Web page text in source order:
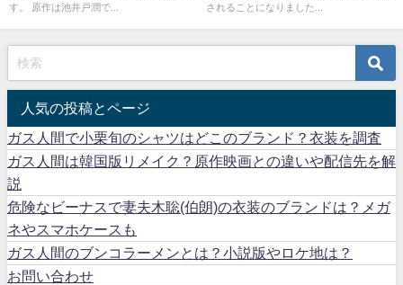
す。 原作は池井戸潤で...
されることになりました...
人気の投稿とページ
ガス人間で小栗旬のシャツはどこのブランド？衣装を調査
ガス人間は韓国版リメイク？原作映画との違いや配信先を解
説
危険なビーナスで妻夫木聡(伯朗)の衣装のブランドは？メガ
ネやスマホケースも
ガス人間のブンコラーメンとは？小説版やロケ地は？
お問い合わせ